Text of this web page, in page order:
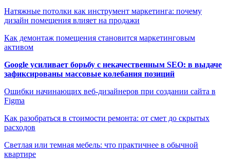
Натяжные потолки как инструмент маркетинга: почему
дизайн помещения влияет на продажи
Как демонтаж помещения становится маркетинговым
активом
Google усиливает борьбу с некачественным SEO: в выдаче
зафиксированы массовые колебания позиций
Ошибки начинающих веб-дизайнеров при создании сайта в
Figma
Как разобраться в стоимости ремонта: от смет до скрытых
расходов
Светлая или темная мебель: что практичнее в обычной
квартире